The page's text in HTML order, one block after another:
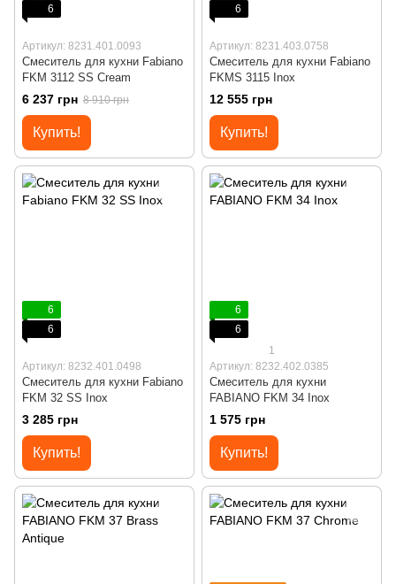
6
Артикул: 8231.401.0093
Смеситель для кухни Fabiano
FKM 3112 SS Cream
6 237 грн 8 910 грн
Купить!
6
Артикул: 8231.403.0758
Смеситель для кухни Fabiano
FKMS 3115 Inox
12 555 грн
Купить!
6
6
Артикул: 8232.401.0498
Смеситель для кухни Fabiano
FKM 32 SS Inox
3 285 грн
Купить!
6
6
1
Артикул: 8232.402.0385
Смеситель для кухни
FABIANO FKM 34 Inox
1 575 грн
Купить!